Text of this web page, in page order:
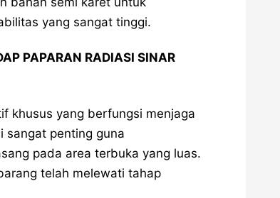
yang sangat tinggi.
PAPARAN RADIASI SINAR
khusus yang berfungsi menjaga
sangat penting guna
pada area terbuka yang luas.
telah melewati tahap